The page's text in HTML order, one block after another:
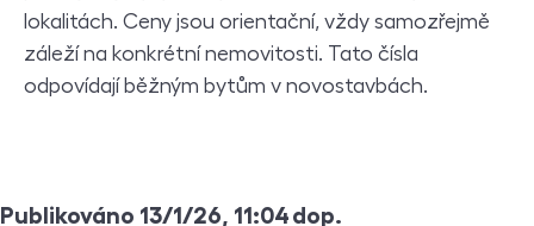
lokalitách. Ceny jsou orientační, vždy samozřejmě
záleží na konkrétní nemovitosti. Tato čísla
odpovídají běžným bytům v novostavbách.
Publikováno 13/1/26, 11:04 dop.